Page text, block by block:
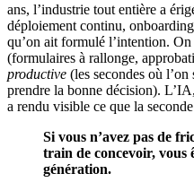
ans, l’industrie tout entière a
déploiement continu,
qu’on ait formulé l’intention.
(formulaires à rallonge,
productive (les secondes où
prendre la bonne décision).
a rendu visible ce que la
Si vous n’avez pas de
train de concevoir, vous
génération.